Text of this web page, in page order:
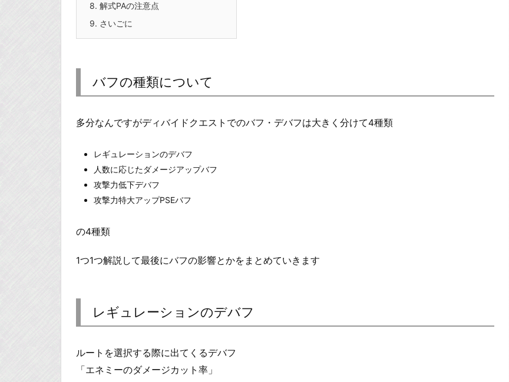
8. 解式PAの注意点
9. さいごに
バフの種類について
多分なんですがディバイドクエストでのバフ・デバフは大きく分けて4種類
レギュレーションのデバフ
人数に応じたダメージアップバフ
攻撃力低下デバフ
攻撃力特大アップPSEバフ
の4種類
1つ1つ解説して最後にバフの影響とかをまとめていきます
レギュレーションのデバフ
ルートを選択する際に出てくるデバフ
「エネミーのダメージカット率」